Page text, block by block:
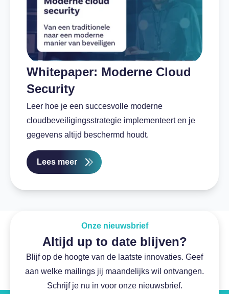
Whitepaper: Moderne Cloud
Security
Leer hoe je een succesvolle moderne
cloudbeveiligingsstrategie implementeert en je
gegevens altijd beschermd houdt.
Lees meer
Onze nieuwsbrief
Altijd up to date blijven?
Blijf op de hoogte van de laatste innovaties. Geef
aan welke mailings jij maandelijks wil ontvangen.
Schrijf je nu in voor onze nieuwsbrief.